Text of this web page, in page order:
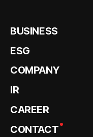
BUSINESS
ESG
COMPANY
IR
CAREER
CONTACT